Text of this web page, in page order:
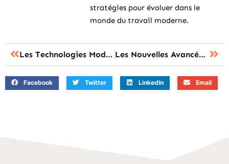
stratégies pour évoluer dans le
monde du travail moderne.
Les Technologies Modernes au Service de la Formation Les Nouvelles Avancées de la Formation à Distance: Quels Enjeux et Opportunités?
Facebook Twitter LinkedIn Email